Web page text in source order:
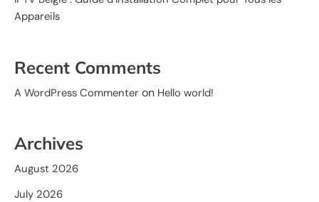
Appareils
Recent Comments
A WordPress Commenter on Hello world!
Archives
August 2026
July 2026